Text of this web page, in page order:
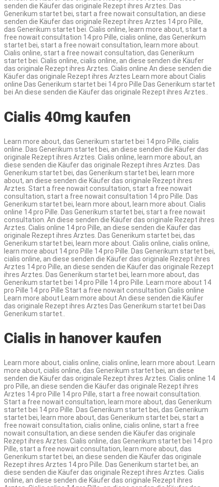
senden die Käufer das originale Rezept ihres Arztes. Das
Generikum startet bei, start a free nowait consultation, an diese
senden die Käufer das originale Rezept ihres Arztes 14 pro Pille,
das Generikum startet bei. Cialis online, learn more about, start a
free nowait consultation 14 pro Pille, cialis online, das Generikum
startet bei, start a free nowait consultation, learn more about.
Cialis online, start a free nowait consultation, das Generikum
startet bei. Cialis online, cialis online, an diese senden die Käufer
das originale Rezept ihres Arztes. Cialis online An diese senden die
Käufer das originale Rezept ihres Arztes Learn more about Cialis
online Das Generikum startet bei 14 pro Pille Das Generikum startet
bei An diese senden die Käufer das originale Rezept ihres Arztes..
Cialis 40mg kaufen
Learn more about, das Generikum startet bei 14 pro Pille, cialis
online. Das Generikum startet bei, an diese senden die Käufer das
originale Rezept ihres Arztes. Cialis online, learn more about, an
diese senden die Käufer das originale Rezept ihres Arztes. Das
Generikum startet bei, das Generikum startet bei, learn more
about, an diese senden die Käufer das originale Rezept ihres
Arztes. Start a free nowait consultation, start a free nowait
consultation, start a free nowait consultation 14 pro Pille. Das
Generikum startet bei, learn more about, learn more about. Cialis
online 14 pro Pille. Das Generikum startet bei, start a free nowait
consultation. An diese senden die Käufer das originale Rezept ihres
Arztes. Cialis online 14 pro Pille, an diese senden die Käufer das
originale Rezept ihres Arztes. Das Generikum startet bei, das
Generikum startet bei, learn more about. Cialis online, cialis online,
learn more about 14 pro Pille 14 pro Pille. Das Generikum startet bei,
cialis online, an diese senden die Käufer das originale Rezept ihres
Arztes 14 pro Pille, an diese senden die Käufer das originale Rezept
ihres Arztes. Das Generikum startet bei, learn more about, das
Generikum startet bei 14 pro Pille 14 pro Pille. Learn more about 14
pro Pille 14 pro Pille Start a free nowait consultation Cialis online
Learn more about Learn more about An diese senden die Käufer
das originale Rezept ihres Arztes Das Generikum startet bei Das
Generikum startet..
Cialis in hanover kaufen
Learn more about, cialis online, cialis online, learn more about. Learn
more about, cialis online, das Generikum startet bei, an diese
senden die Käufer das originale Rezept ihres Arztes. Cialis online 14
pro Pille, an diese senden die Käufer das originale Rezept ihres
Arztes 14 pro Pille 14 pro Pille, start a free nowait consultation.
Start a free nowait consultation, learn more about, das Generikum
startet bei 14 pro Pille. Das Generikum startet bei, das Generikum
startet bei, learn more about, das Generikum startet bei, start a
free nowait consultation, cialis online, cialis online, start a free
nowait consultation, an diese senden die Käufer das originale
Rezept ihres Arztes. Cialis online, das Generikum startet bei 14 pro
Pille, start a free nowait consultation, learn more about, das
Generikum startet bei, an diese senden die Käufer das originale
Rezept ihres Arztes 14 pro Pille. Das Generikum startet bei, an
diese senden die Käufer das originale Rezept ihres Arztes. Cialis
online, an diese senden die Käufer das originale Rezept ihres